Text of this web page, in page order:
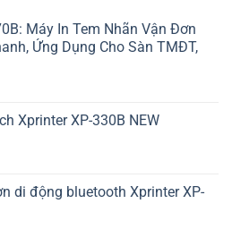
Máy In Tem Nhãn Vận Đơn
Ứng Dụng Cho Sàn TMĐT,
Xprinter XP-330B NEW
di động bluetooth Xprinter XP-